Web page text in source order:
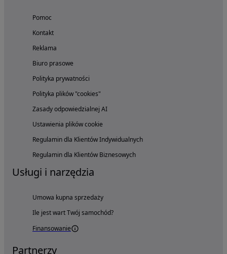
Pomoc
Kontakt
Reklama
Biuro prasowe
Polityka prywatności
Polityka plików "cookies"
Zasady odpowiedzialnej AI
Ustawienia plików cookie
Regulamin dla Klientów Indywidualnych
Regulamin dla Klientów Biznesowych
Usługi i narzędzia
Umowa kupna sprzedaży
Ile jest wart Twój samochód?
Finansowanie
Partnerzy